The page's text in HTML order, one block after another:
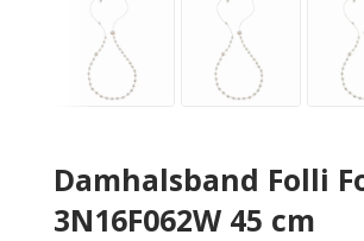
Damhalsband Folli
3N16F062W 45 cm